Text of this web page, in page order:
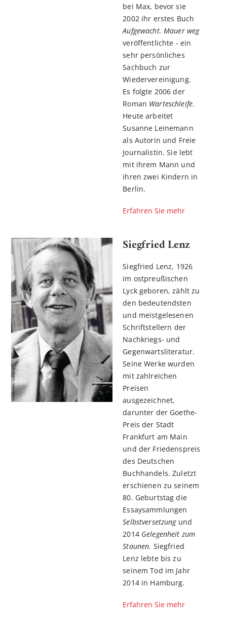
bei Max, bevor sie
2002 ihr erstes Buch
Aufgewacht. Mauer weg
veröffentlichte - ein
sehr persönliches
Sachbuch zur
Wiedervereinigung.
Es folgte 2006 der
Roman Warteschleife.
Heute arbeitet
Susanne Leinemann
als Autorin und Freie
Journalistin. Sie lebt
mit ihrem Mann und
ihren zwei Kindern in
Berlin.
Erfahren Sie mehr
Siegfried Lenz
Siegfried Lenz, 1926
im ostpreußischen
Lyck geboren, zählt zu
den bedeutendsten
und meistgelesenen
Schriftstellern der
Nachkriegs- und
Gegenwartsliteratur.
Seine Werke wurden
mit zahlreichen
Preisen
ausgezeichnet,
darunter der Goethe-
Preis der Stadt
Frankfurt am Main
und der Friedenspreis
des Deutschen
Buchhandels. Zuletzt
erschienen zu seinem
80. Geburtstag die
Essaysammlungen
Selbstversetzungund
2014 Gelegenheit zum
Staunen. Siegfried
Lenz lebte bis zu
seinem Tod im Jahr
2014 in Hamburg.
Erfahren Sie mehr